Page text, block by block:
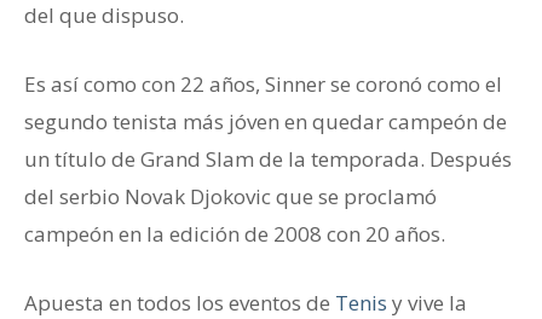
del que dispuso.
Es así como con 22 años, Sinner se coronó como el
segundo tenista más jóven en quedar campeón de
un título de Grand Slam de la temporada. Después
del serbio Novak Djokovic que se proclamó
campeón en la edición de 2008 con 20 años.
Apuesta en todos los eventos de Tenis y vive la